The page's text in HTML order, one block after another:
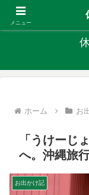
キャンプ
ホーム お
「うけーじ
へ。沖縄旅
お出かけ記
メニュー